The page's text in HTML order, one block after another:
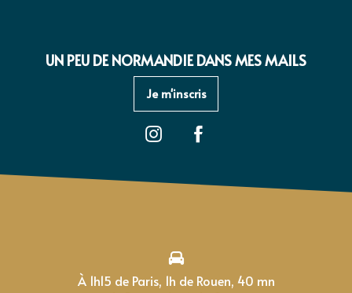
UN PEU DE NORMANDIE DANS MES MAILS
Je m'inscris
À 1h15 de Paris, 1h de Rouen, 40 mn